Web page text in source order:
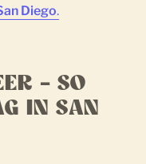
Diego.
– SO
IN SAN